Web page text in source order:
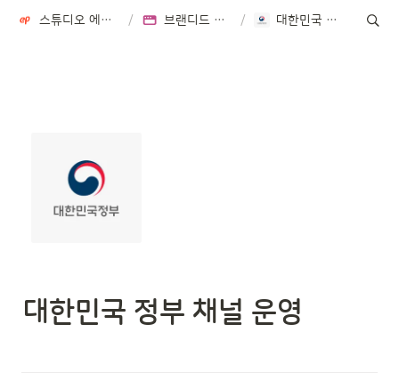
스튜디오 에피소드 STUDIO EPISODE / 브랜디드 콘텐츠 사업부 / 대한민국 정부 채널 운영
대한민국 정부 채널 운영